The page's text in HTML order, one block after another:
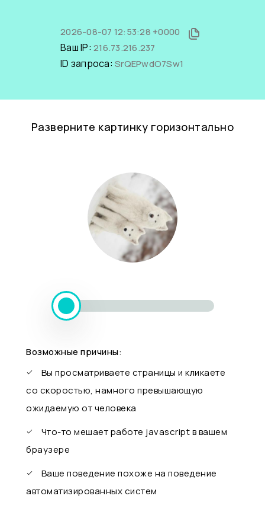
2026-08-07 12:53:28 +0000
Ваш IP: 216.73.216.237
ID запроса: SrQEPwdO7Sw1
Разверните картинку горизонтально
Возможные причины:
Вы просматриваете страницы и кликаете
со скоростью, намного превышающую
ожидаемую от человека
Что-то мешает работе javascript в вашем
браузере
Ваше поведение похоже на поведение
автоматизированных систем